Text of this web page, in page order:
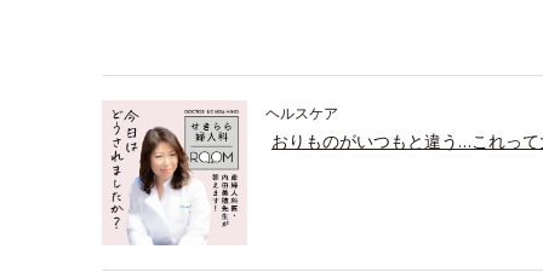
ヘルスケア
おりものがいつもと違う…これっ